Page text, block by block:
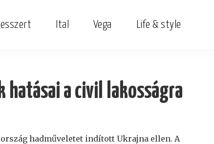
Ital Vega Life & style
hatásai a civil lakosságra
hadműveletet indított Ukrajna ellen. A